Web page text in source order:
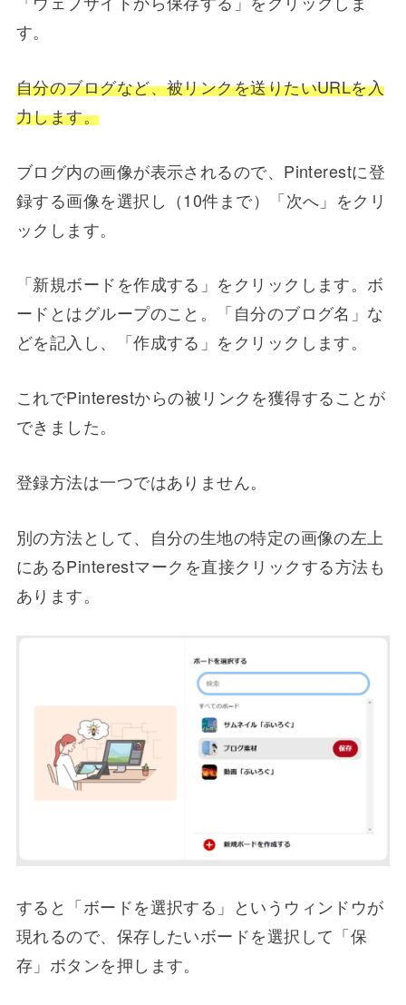
す。
自分のブログなど、被リンクを送りたいURLを入
力します。
ブログ内の画像が表示されるので、Pinterestに登
録する画像を選択し（10件まで）「次へ」をクリ
ックします。
「新規ボードを作成する」をクリックします。ボ
ードとはグループのこと。「自分のブログ名」な
どを記入し、「作成する」をクリックします。
これでPinterestからの被リンクを獲得することが
できました。
登録方法は一つではありません。
別の方法として、自分の生地の特定の画像の左上
にあるPinterestマークを直接クリックする方法も
あります。
すると「ボードを選択する」というウィンドウが
現れるので、保存したいボードを選択して「保
存」ボタンを押します。